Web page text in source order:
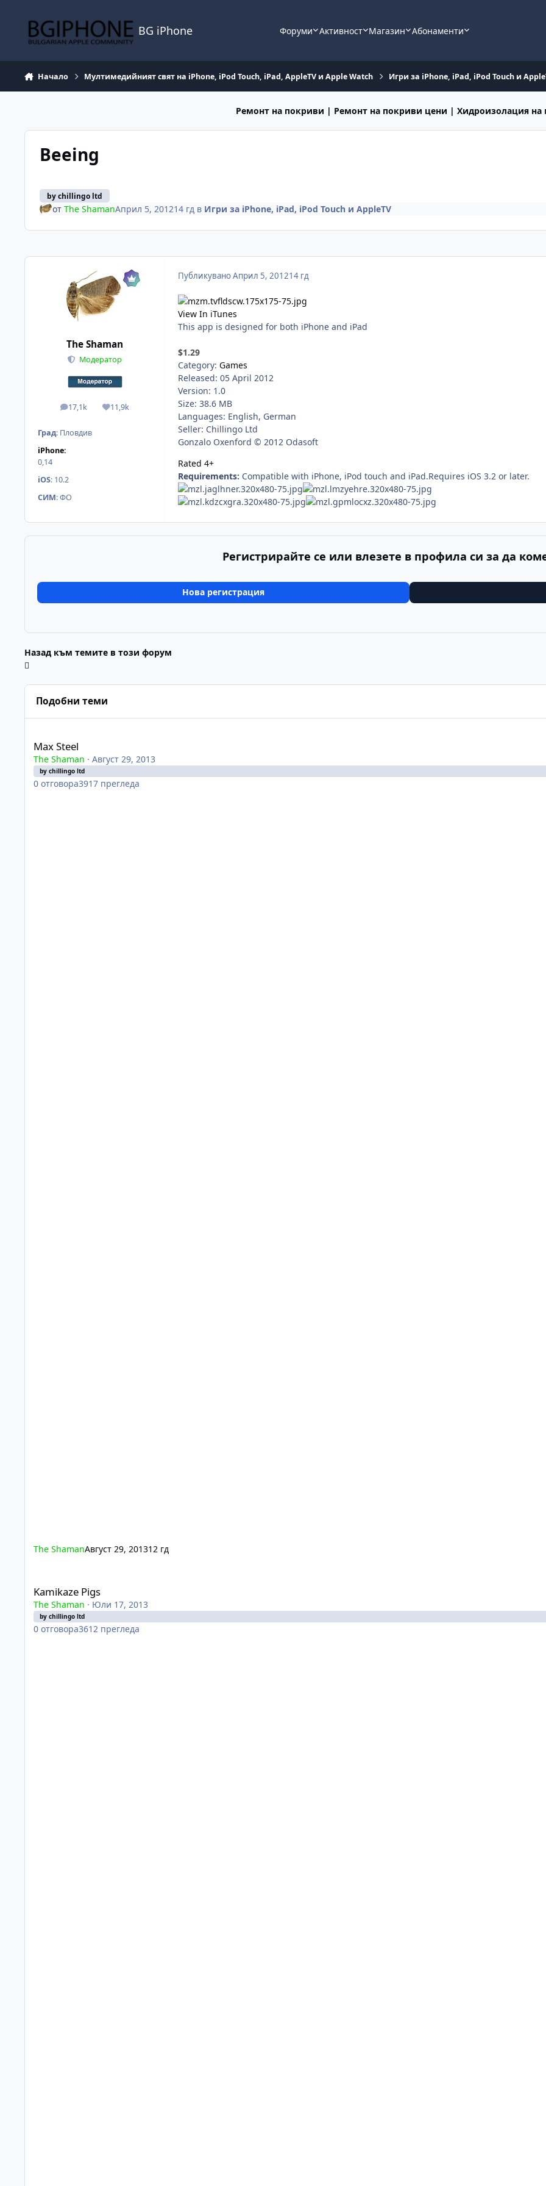
BG iPhone Форуми Активност Магазин Абонаменти
Начало Мултимедийният свят на iPhone, iPod Touch, iPad, AppleTV и Apple Watch Игри за iPhone, iPad, iPod Touch и
Ремонт на покриви | Ремонт на покриви цени | Хидроизолация на
Beeing
by chillingo ltd
от The ShamanАприл 5, 201214 гдв Игри за iPhone, iPad, iPod Touch и AppleTV
The Shaman
Модератор
17,1k
мнения 11,9k
Reputation
Град: Пловдив
iPhone:
0,14
iOS: 10.2
СИМ:ФО
ПубликуваноАприл 5, 201214 гд
View In iTunes
This app is designed for both iPhone and iPad
$1.29
Category: Games
Released: 05 April 2012
Version: 1.0
Size: 38.6 MB
Languages: English, German
Seller: Chillingo Ltd
Gonzalo Oxenford © 2012 Odasoft
Rated 4+
Requirements: Compatible with iPhone, iPod touch and iPad.Requires iOS 3.2 or later.
Регистрирайте се или влезете в профила си за да
Нова регистрация
Назад към темите в този форум
Подобни теми
Max Steel
The Shaman · Август 29, 2013
by chillingo ltd
0 отговора3917 прегледа
The ShamanАвгуст 29, 201312 гд
Kamikaze Pigs
The Shaman · Юли 17, 2013
by chillingo ltd
0 отговора3612 прегледа